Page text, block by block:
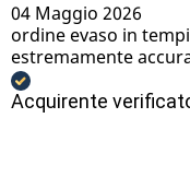
04 Maggio 2026
ordine evaso in
estremamente
Acquirente